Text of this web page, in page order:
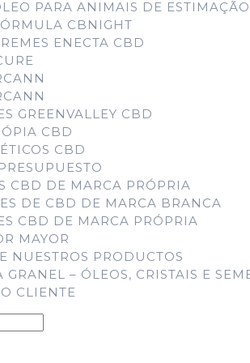
PARA ANIMAIS DE ESTIMAÇÃO
CBNIGHT
ENECTA CBD
GREENVALLEY CBD
CBD
CBD
CBD DE MARCA PRÓPRIA
DE CBD DE MARCA BRANCA
CBD DE MARCA PRÓPRIA
MAYOR
NUESTROS PRODUCTOS
GRANEL – ÓLEOS, CRISTAIS E
CLIENTE